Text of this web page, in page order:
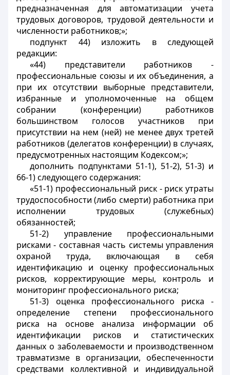
предназначенная для автоматизации учета
трудовых договоров, трудовой деятельности и
численности работников;»;
подпункт 44) изложить в следующей
редакции:
«44) представители работников -
профессиональные союзы и их объединения, а
при их отсутствии выборные представители,
избранные и уполномоченные на общем
собрании (конференции) работников
большинством голосов участников при
присутствии на нем (ней) не менее двух третей
работников (делегатов конференции) в случаях,
предусмотренных настоящим Кодексом;»;
дополнить подпунктами 51-1), 51-2), 51-3) и
66-1) следующего содержания:
«51-1) профессиональный риск - риск утраты
трудоспособности (либо смерти) работника при
исполнении трудовых (служебных)
обязанностей;
51-2) управление профессиональными
рисками - составная часть системы управления
охраной труда, включающая в себя
идентификацию и оценку профессиональных
рисков, корректирующие меры, контроль и
мониторинг профессионального риска;
51-3) оценка профессионального риска -
определение степени профессионального
риска на основе анализа информации об
идентификации рисков и статистических
данных о заболеваемости и производственном
травматизме в организации, обеспеченности
средствами коллективной и индивидуальной